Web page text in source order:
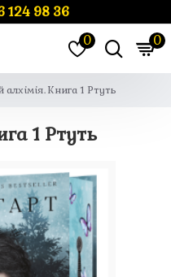
124 98 36
0 0
алхімія. Книга 1 Ртуть
1 Ртуть